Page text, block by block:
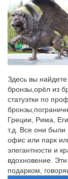
CMS-60/20
Быстрый
года Собака
своим приходом
без исключения.
Статуэтки из
11850.00.
Медведя.
чтобы заказать
формой заказа
позвоните нам
Статуэтки –
*Статуэтка
Здесь вы
бронзы,орёл из
статуэтки по
Греции, Рима,
т.д. Все они были
офис или парк
элегантности и
вдохновение.
подарком,